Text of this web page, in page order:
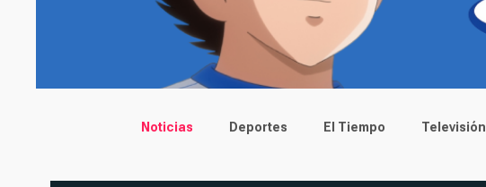
Main menu
Noticias Deportes El Tiempo Televisión